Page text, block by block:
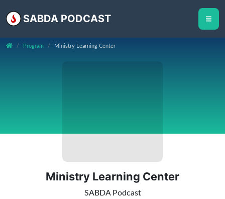
SABDA PODCAST
Program Ministry Learning Center
Ministry Learning Center
SABDA Podcast